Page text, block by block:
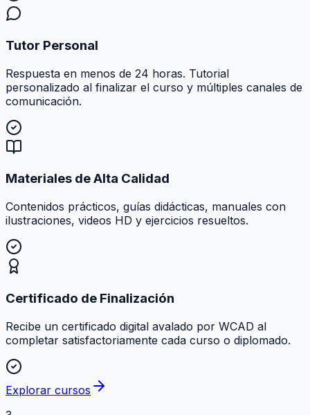
Tutor Personal
Respuesta en menos de 24 horas. Tutorial
personalizado al finalizar el curso y múltiples canales de
comunicación.
Materiales de Alta Calidad
Contenidos prácticos, guías didácticas, manuales con
ilustraciones, videos HD y ejercicios resueltos.
Certificado de Finalización
Recibe un certificado digital avalado por WCAD al
completar satisfactoriamente cada curso o diplomado.
Explorar cursos